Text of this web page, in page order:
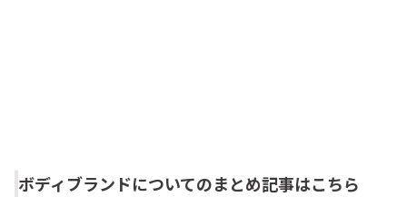
ボディブランドについてのまとめ記事はこちら